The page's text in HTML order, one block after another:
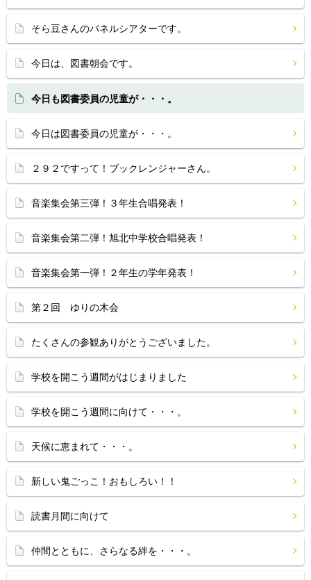
そら豆さんのパネルシアターです。
今日は、図書朝会です。
今日も図書委員の児童が・・・。
今日は図書委員の児童が・・・。
２９２ですって！ブックレンジャーさん。
音楽集会第三弾！３年生合唱発表！
音楽集会第二弾！旭北中学校合唱発表！
音楽集会第一弾！２年生の学年発表！
第２回 ゆりの木会
たくさんの参観ありがとうございました。
学校を開こう週間がはじまりました
学校を開こう週間に向けて・・・。
天候に恵まれて・・・。
新しい鬼ごっこ！おもしろい！！
読書月間に向けて
仲間とともに、さらなる絆を・・・。